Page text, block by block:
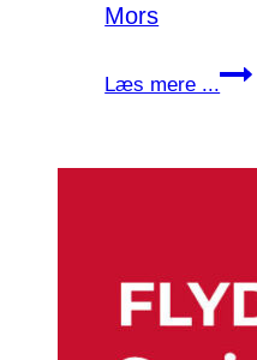
Mors
Læs mere ...